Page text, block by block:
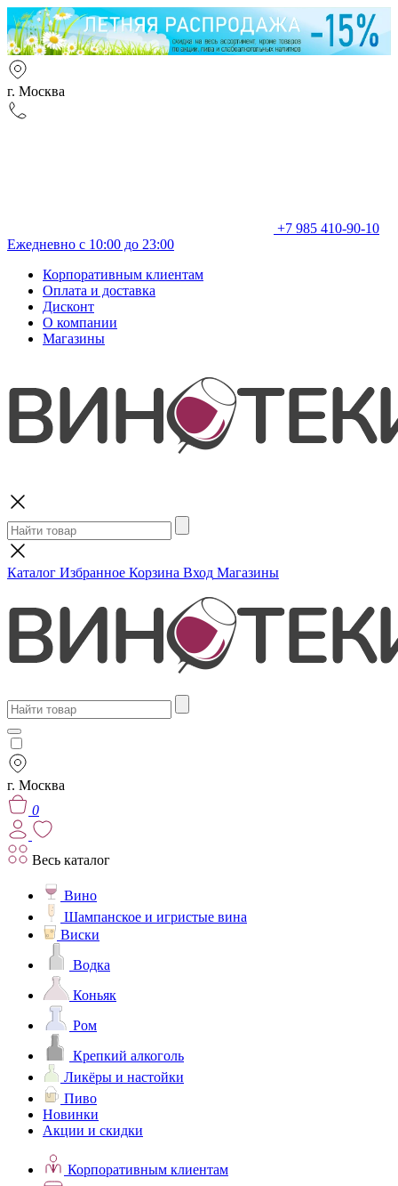
г. Москва
+7 985 410-90-10
Ежедневно с 10:00 до 23:00
Корпоративным клиентам
Оплата и доставка
Дисконт
О компании
Магазины
Каталог Избранное Корзина Вход Магазины
г. Москва
0
Весь каталог
Вино
Шампанское и игристые вина
Виски
Водка
Коньяк
Ром
Крепкий алкоголь
Ликёры и настойки
Пиво
Новинки
Акции и скидки
Корпоративным клиентам